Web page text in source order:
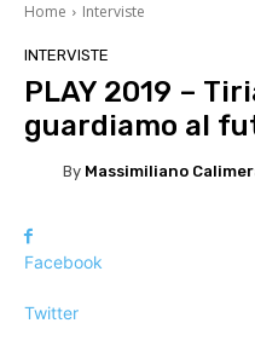
Home Interviste
INTERVISTE
PLAY 2019 –
guardiamo al
By Massimiliano
Facebook
Twitter